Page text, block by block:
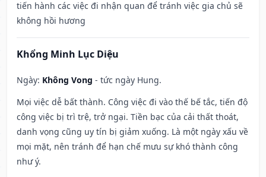
tiến hành các việc đi nhận quan để tránh việc gia chủ sẽ
không hồi hương
Khổng Minh Lục Diệu
Ngày: Không Vong - tức ngày Hung.
Mọi việc dễ bất thành. Công việc đi vào thế bế tắc, tiến độ
công việc bị trì trệ, trở ngại. Tiền bạc của cải thất thoát,
danh vọng cũng uy tín bị giảm xuống. Là một ngày xấu về
mọi mặt, nên tránh để hạn chế mưu sự khó thành công
như ý.